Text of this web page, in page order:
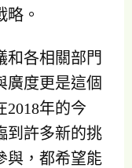
。
和各相關部門
廣度更是這個
2018年的今
到許多新的挑
與，都希望能